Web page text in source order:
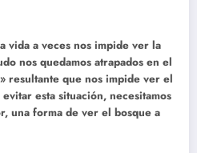
vida a veces nos impide ver la
nos quedamos atrapados en el
resultante que nos impide ver el
esta situación, necesitamos
una forma de ver el bosque a